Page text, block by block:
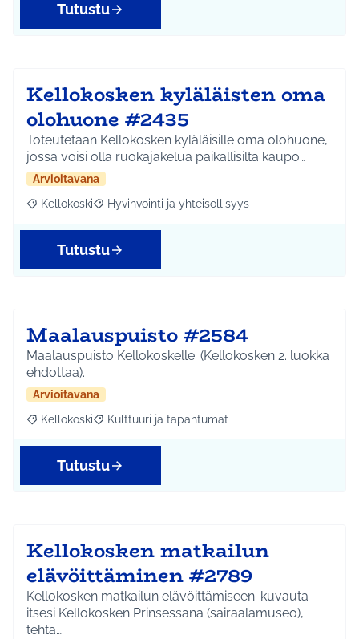
Tutustu
Kellokosken kyläläisten oma
olohuone #2435
Toteutetaan Kellokosken kyläläisille oma olohuone,
jossa voisi olla ruokajakelua paikallisilta kaupo…
Arvioitavana
Rajaa tulokset aihepiirin mukaan: Kellokoski
Kellokoski Rajaa tulokset teeman mukaan: Hyvinvointi ja
Hyvinvointi ja yhteisöllisyys
Tutustu
Maalauspuisto #2584
Maalauspuisto Kellokoskelle. (Kellokosken 2. luokka
ehdottaa).
Arvioitavana
Rajaa tulokset aihepiirin mukaan: Kellokoski
Kellokoski Rajaa tulokset teeman mukaan: Kulttuuri ja
Kulttuuri ja tapahtumat
Tutustu
Kellokosken matkailun
elävöittäminen #2789
Kellokosken matkailun elävöittämiseen: kuvauta
itsesi Kellokosken Prinsessana (sairaalamuseo),
tehta…